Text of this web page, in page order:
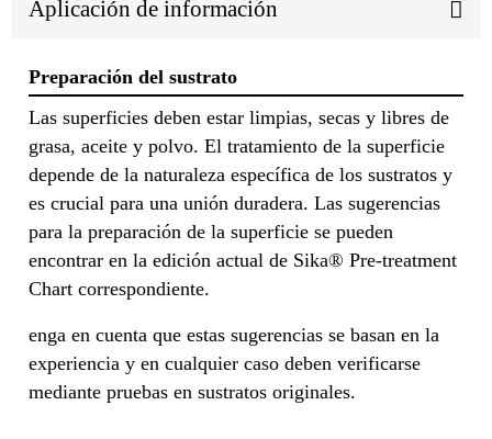
Aplicación de información
Preparación del sustrato
Las superficies deben estar limpias, secas y libres de
grasa, aceite y polvo. El tratamiento de la superficie
depende de la naturaleza específica de los sustratos y
es crucial para una unión duradera. Las sugerencias
para la preparación de la superficie se pueden
encontrar en la edición actual de Sika® Pre-treatment
Chart correspondiente.
enga en cuenta que estas sugerencias se basan en la
experiencia y en cualquier caso deben verificarse
mediante pruebas en sustratos originales.